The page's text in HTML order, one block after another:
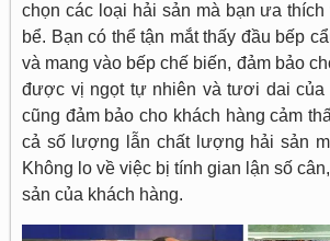
chọn các loại hải sản mà bạn ưa
bể. Bạn có thể tận mắt thấy đầu bếp
và mang vào bếp chế biến, đảm bảo
được vị ngọt tự nhiên và tươi dai của
cũng đảm bảo cho khách hàng cảm
cả số lượng lẫn chất lượng hải sản
Không lo về việc bị tính gian lận số
sản của khách hàng.